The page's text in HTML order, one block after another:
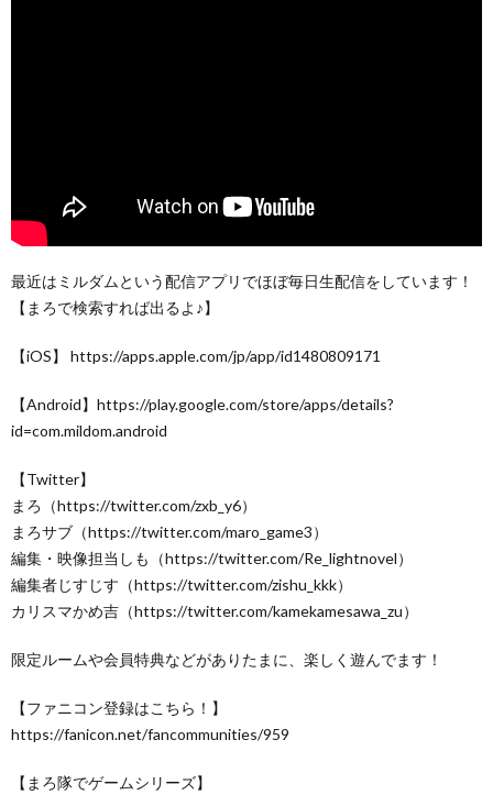
最近はミルダムという配信アプリでほぼ毎日生配信をしています！
【まろで検索すれば出るよ♪】
【iOS】 https://apps.apple.com/jp/app/id1480809171
【Android】https://play.google.com/store/apps/details?
id=com.mildom.android
【Twitter】
まろ（https://twitter.com/zxb_y6）
まろサブ（https://twitter.com/maro_game3）
編集・映像担当しも（https://twitter.com/Re_lightnovel）
編集者じすじす（https://twitter.com/zishu_kkk）
カリスマかめ吉（https://twitter.com/kamekamesawa_zu）
限定ルームや会員特典などがありたまに、楽しく遊んでます！
【ファニコン登録はこちら！】
https://fanicon.net/fancommunities/959
【まろ隊でゲームシリーズ】